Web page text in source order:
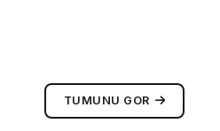
TUMUNU GOR